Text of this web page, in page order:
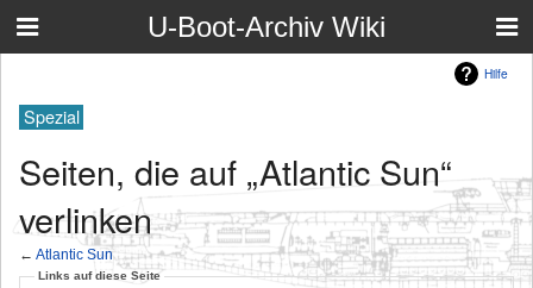
U-Boot-Archiv Wiki
Hilfe
Spezial
Seiten, die auf „Atlantic Sun“
verlinken
← Atlantic Sun
Links auf diese Seite